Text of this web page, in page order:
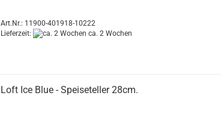
Art.Nr.: 11900-401918-10222
Lieferzeit:
ca. 2 Wochen
Loft Ice Blue - Speiseteller 28cm.